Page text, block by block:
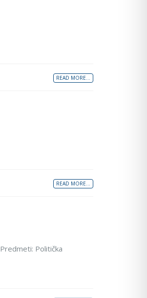
READ MORE...
READ MORE...
Predmeti: Politička